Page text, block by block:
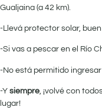
Gualjaina (a 42 km).
-Llevá protector solar,
-Si vas a pescar en el Río
-No está permitido
-Y siempre, ¡volvé con
lugar!